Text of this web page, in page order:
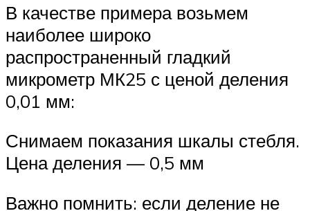
В качестве примера возьмем
наиболее широко
распространенный гладкий
микрометр МК25 с ценой деления
0,01 мм:
Снимаем показания шкалы стебля.
Цена деления — 0,5 мм
Важно помнить: если деление не